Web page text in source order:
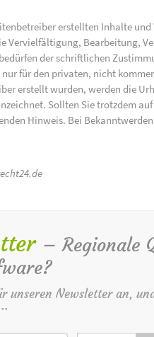
erstellten Inhalte
Vervielfältigung, Bearbeitung,
der schriftlichen
nur für den privaten, nicht
erstellt wurden, werden die
Sollten Sie trotzdem
Hinweis. Bei
– Regionale
unseren Newsletter an,